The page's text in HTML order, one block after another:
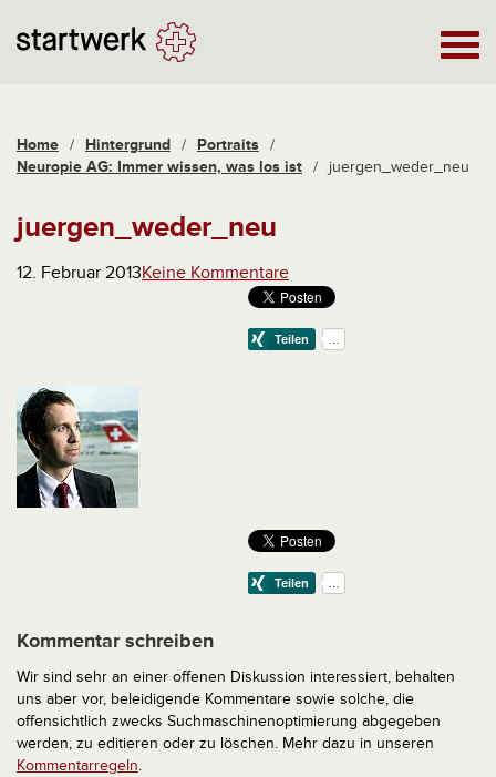
Home / Hintergrund / Portraits /
Neuropie AG: Immer wissen, was los ist / juergen_weder_neu
juergen_weder_neu
12. Februar 2013Keine Kommentare
Kommentar schreiben
Wir sind sehr an einer offenen Diskussion interessiert, behalten
uns aber vor, beleidigende Kommentare sowie solche, die
offensichtlich zwecks Suchmaschinenoptimierung abgegeben
werden, zu editieren oder zu löschen. Mehr dazu in unseren
Kommentarregeln.